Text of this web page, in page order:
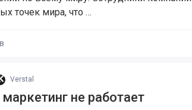
точек мира, что …
Verstal
не работает